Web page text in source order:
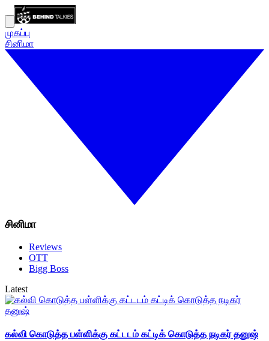
முகப்பு
சினிமா
சினிமா
Reviews
OTT
Bigg Boss
Latest
கல்வி கொடுத்த பள்ளிக்கு கட்டடம் கட்டிக் கொடுத்த நடிகர் தனுஷ்